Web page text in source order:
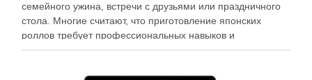
семейного ужина, встречи с друзьями или праздничного
стола. Многие считают, что приготовление японских
роллов требует профессиональных навыков и
специального оборудования, однако на практике сделать